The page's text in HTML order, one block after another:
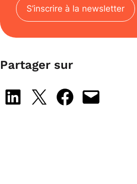
S’inscrire à la newsletter
Partager sur
Share on LinkedIn
Share on X Share on Facebook
Email this Page